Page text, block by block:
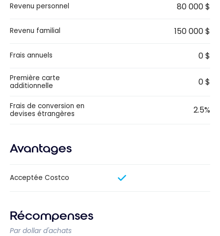
Revenu personnel 80 000 $
Revenu familial 150 000 $
Frais annuels 0 $
Première carte
additionnelle
0 $
Frais de conversion en
devises étrangères
2.5%
Avantages
Acceptée Costco
Récompenses
Par dollar d'achats